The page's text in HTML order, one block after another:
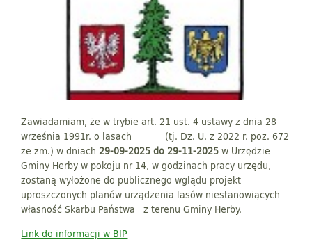
Zawiadamiam, że w trybie art. 21 ust. 4 ustawy z dnia 28
września 1991r. o lasach (tj. Dz. U. z 2022 r. poz. 672
ze zm.) w dniach 29-09-2025 do 29-11-2025w Urzędzie
Gminy Herby w pokoju nr 14, w godzinach pracy urzędu,
zostaną wyłożone do publicznego wglądu projekt
uproszczonych planów urządzenia lasów niestanowiących
własność Skarbu Państwa z terenu Gminy Herby.
Link do informacji w BIP